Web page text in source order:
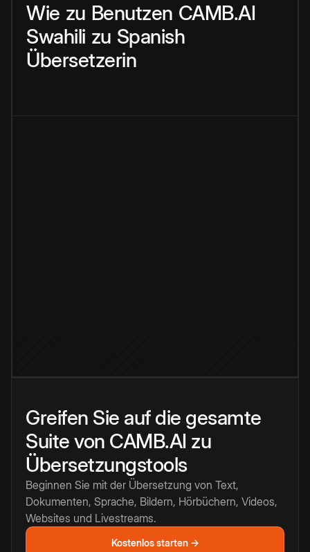
Wie zu Benutzen CAMB.AI
Swahili zu Spanish
Übersetzerin
Greifen Sie auf die gesamte
Suite von CAMB.AI zu
Übersetzungstools
Beginnen Sie mit der Übersetzung von Text,
Dokumenten, Sprache, Bildern, Hörbüchern, Videos,
Websites und Livestreams.
Kostenlos starten →